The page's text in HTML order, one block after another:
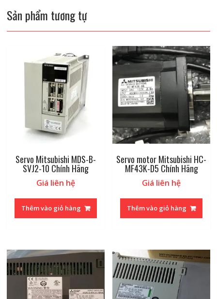
Sản phẩm tương tự
Servo Mitsubishi MDS-B-
SVJ2-10 Chính Hãng
Giá liên hệ
Thêm vào giỏ hàng
Servo motor Mitsubishi HC-
MF43K-D5 Chính Hãng
Giá liên hệ
Thêm vào giỏ hàng